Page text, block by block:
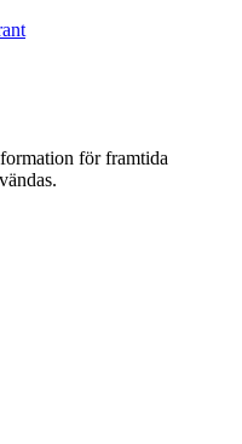
för framtida